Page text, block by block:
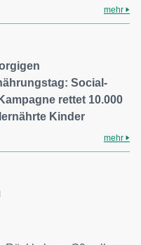
mehr
Social-
rettet 10.000
Kinder
mehr